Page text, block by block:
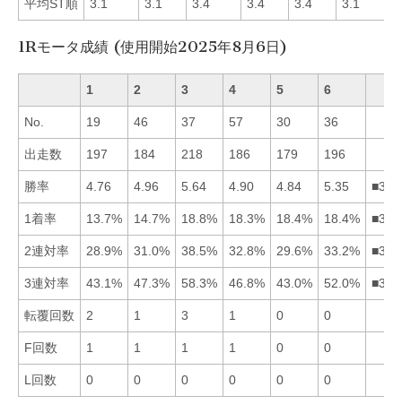
平均ST順 3.1 3.1 3.4 3.4 3.4 3.1
1Rモータ成績 (使用開始2025年8月6日)
1 2 3 4 5 6
No. 19 46 37 57 30 36
出走数 197 184 218 186 179 196
勝率 4.76 4.96 5.64 4.90 4.84 5.35
1着率 13.7% 14.7% 18.8% 18.3% 18.4% 18.4%
2連対率 28.9% 31.0% 38.5% 32.8% 29.6% 33.2%
3連対率 43.1% 47.3% 58.3% 46.8% 43.0% 52.0%
転覆回数 2 1 3 1 0 0
F回数 1 1 1 1 0 0
L回数 0 0 0 0 0 0